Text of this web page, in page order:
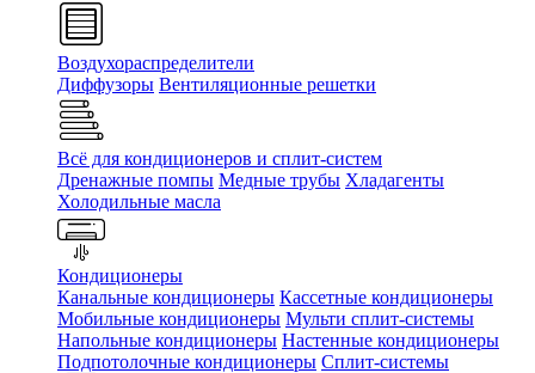
Воздухораспределители
Диффузоры Вентиляционные решетки
Всё для кондиционеров и сплит-систем
Дренажные помпы Медные трубы Хладагенты
Холодильные масла
Кондиционеры
Канальные кондиционеры Кассетные кондиционеры
Мобильные кондиционеры Мульти сплит-системы
Напольные кондиционеры Настенные кондиционеры
Подпотолочные кондиционеры Сплит-системы